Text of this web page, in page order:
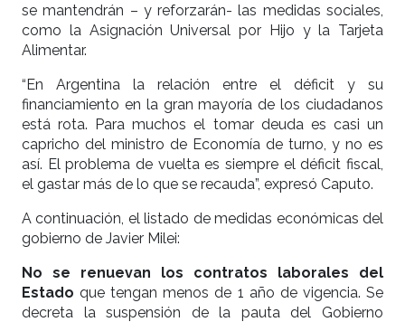
se mantendrán – y reforzarán- las medidas sociales,
como la Asignación Universal por Hijo y la Tarjeta
Alimentar.
“En Argentina la relación entre el déficit y su
financiamiento en la gran mayoría de los ciudadanos
está rota. Para muchos el tomar deuda es casi un
capricho del ministro de Economía de turno, y no es
así. El problema de vuelta es siempre el déficit fiscal,
el gastar más de lo que se recauda”, expresó Caputo.
A continuación, el listado de medidas económicas del
gobierno de Javier Milei:
No se renuevan los contratos laborales del
Estado que tengan menos de 1 año de vigencia. Se
decreta la suspensión de la pauta del Gobierno